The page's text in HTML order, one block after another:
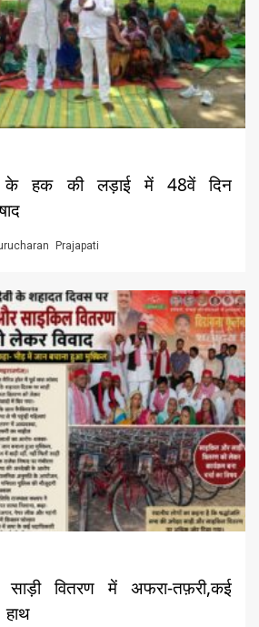
हक की लड़ाई में 48वें दिन
Prajapati
वितरण में अफरा-तफ़री,कई
हाथ